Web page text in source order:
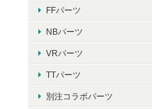
FFパーツ
NBパーツ
VRパーツ
TTパーツ
別注コラボパーツ